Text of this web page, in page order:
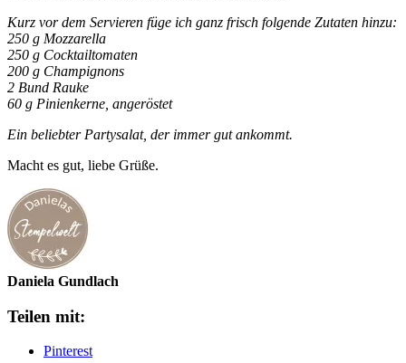
Kurz vor dem Servieren füge ich ganz frisch folgende Zutaten hinzu:
250 g Mozzarella
250 g Cocktailtomaten
200 g Champignons
2 Bund Rauke
60 g Pinienkerne, angeröstet
Ein beliebter Partysalat, der immer gut ankommt.
Macht es gut, liebe Grüße.
Daniela Gundlach
Teilen mit:
Pinterest